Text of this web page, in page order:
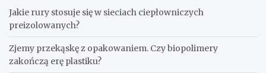
Jakie rury stosuje się w sieciach ciepłowniczych
preizolowanych?
Zjemy przekąskę z opakowaniem. Czy biopolimery
zakończą erę plastiku?